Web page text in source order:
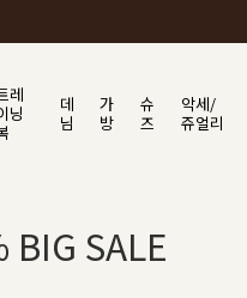
레
닝
데
님
가
방
슈
즈
악세/
쥬얼리
SALE